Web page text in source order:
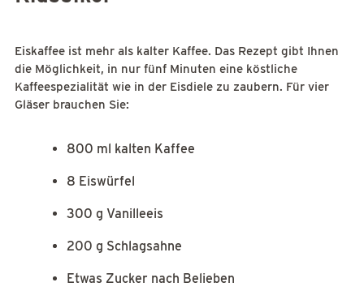
Eiskaffee ist mehr als kalter Kaffee. Das Rezept gibt Ihnen
die Möglichkeit, in nur fünf Minuten eine köstliche
Kaffeespezialität wie in der Eisdiele zu zaubern. Für vier
Gläser brauchen Sie:
800 ml kalten Kaffee
8 Eiswürfel
300 g Vanilleeis
200 g Schlagsahne
Etwas Zucker nach Belieben